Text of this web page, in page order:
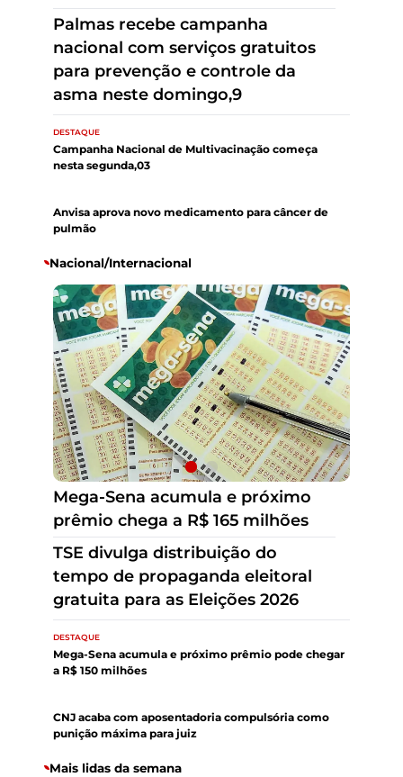
Campanha de multivacinação
começa no Tocantins para
atualizar caderneta de crianças e
adolescentes
DESTAQUE
Campanha Nacional de Multivacinação começa
nesta segunda,03
Anvisa aprova novo medicamento para câncer de
pulmão
Nacional/Internacional
TSE divulga distribuição do
tempo de propaganda eleitoral
gratuita para as Eleições 2026
Mega-Sena acumula e próximo
prêmio chega a R$ 165 milhões
DESTAQUE
Mega-Sena acumula e próximo prêmio pode chegar
a R$ 150 milhões
CNJ acaba com aposentadoria compulsória como
punição máxima para juiz
Mais lidas da semana